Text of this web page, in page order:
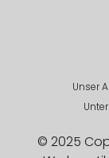
Unser
© 2025